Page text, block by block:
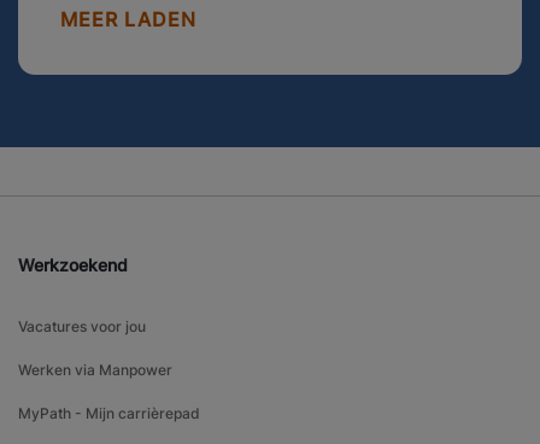
MEER LADEN
Werkzoekend
Vacatures voor jou
Werken via Manpower
MyPath - Mijn carrièrepad